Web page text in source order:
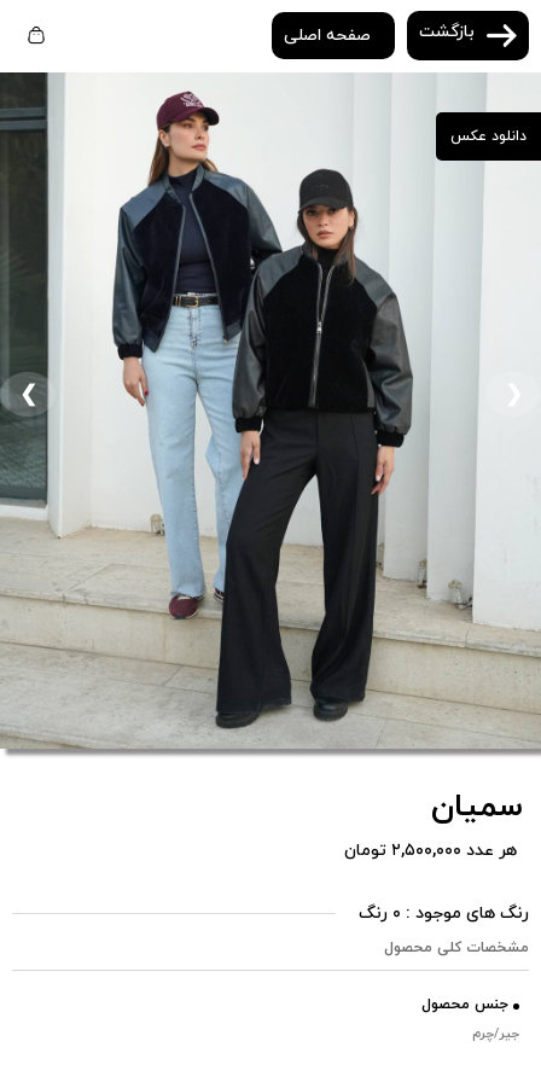
بازگشت صفحه اصلی
دانلود عکس
❮
سمیان
هر عدد ۲,۵۰۰,۰۰۰ تومان
رنگ های موجود : ۰ رنگ
مشخصات کلی محصول
جنس محصول
جیر/چرم